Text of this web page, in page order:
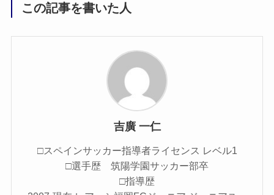
この記事を書いた人
吉廣 一仁
□スペインサッカー指導者ライセンス レベル1
□選手歴 筑陽学園サッカー部卒
□指導歴